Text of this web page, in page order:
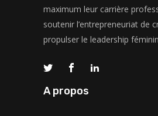
maximum leur carrière
soutenir l’entrepreneuriat de
propulser le leadership
A propos